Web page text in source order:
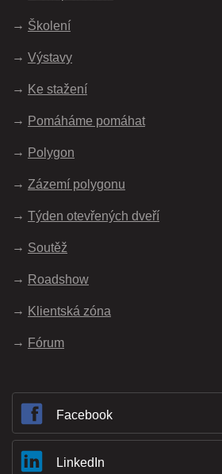
Školení
Výstavy
Ke stažení
Pomáháme pomáhat
Polygon
Zázemí polygonu
Týden otevřených dveří
Soutěž
Roadshow
Klientská zóna
Fórum
Facebook
LinkedIn